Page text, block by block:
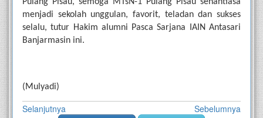
menjadi sekolah unggulan, favorit, teladan dan sukses
selalu, tutur Hakim alumni Pasca Sarjana IAIN Antasari
Banjarmasin ini.
(Mulyadi)
Selanjutnya Sebelumnya